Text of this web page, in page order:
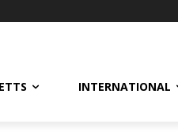
INTERNATIONAL